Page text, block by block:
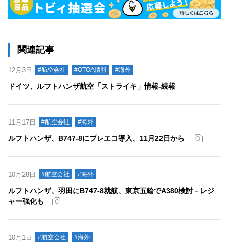
関連記事
12月3日 #航空会社 #OTOA情報 #海外
ドイツ、ルフトハンザ航空「ストライキ」情報‐続報
11月17日 #航空会社 #海外
ルフトハンザ、B747-8にプレエコ導入、11月22日から
10月28日 #航空会社 #海外
ルフトハンザ、羽田にB747-8就航、東京五輪でA380検討－レジ
ャー強化も
10月1日 #航空会社 #海外